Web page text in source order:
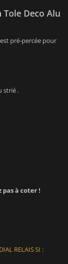
Deco Alu
pré-percée pour
strié .
pas à coter !
RELAIS SI :